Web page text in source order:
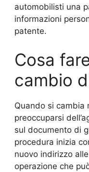
automobilisti una
informazioni
patente.
Cosa
cambio
Quando si cambia
preoccuparsi
sul documento di
procedura inizia
nuovo indirizzo
operazione che